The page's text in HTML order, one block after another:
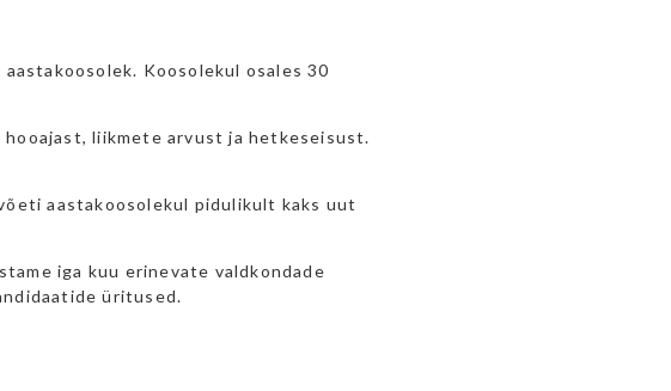
Koosolekul osales 30
hooajast, liikmete arvust ja hetkeseisust.
aastakoosolekul pidulikult kaks uut
iga kuu erinevate valdkondade
üritused.